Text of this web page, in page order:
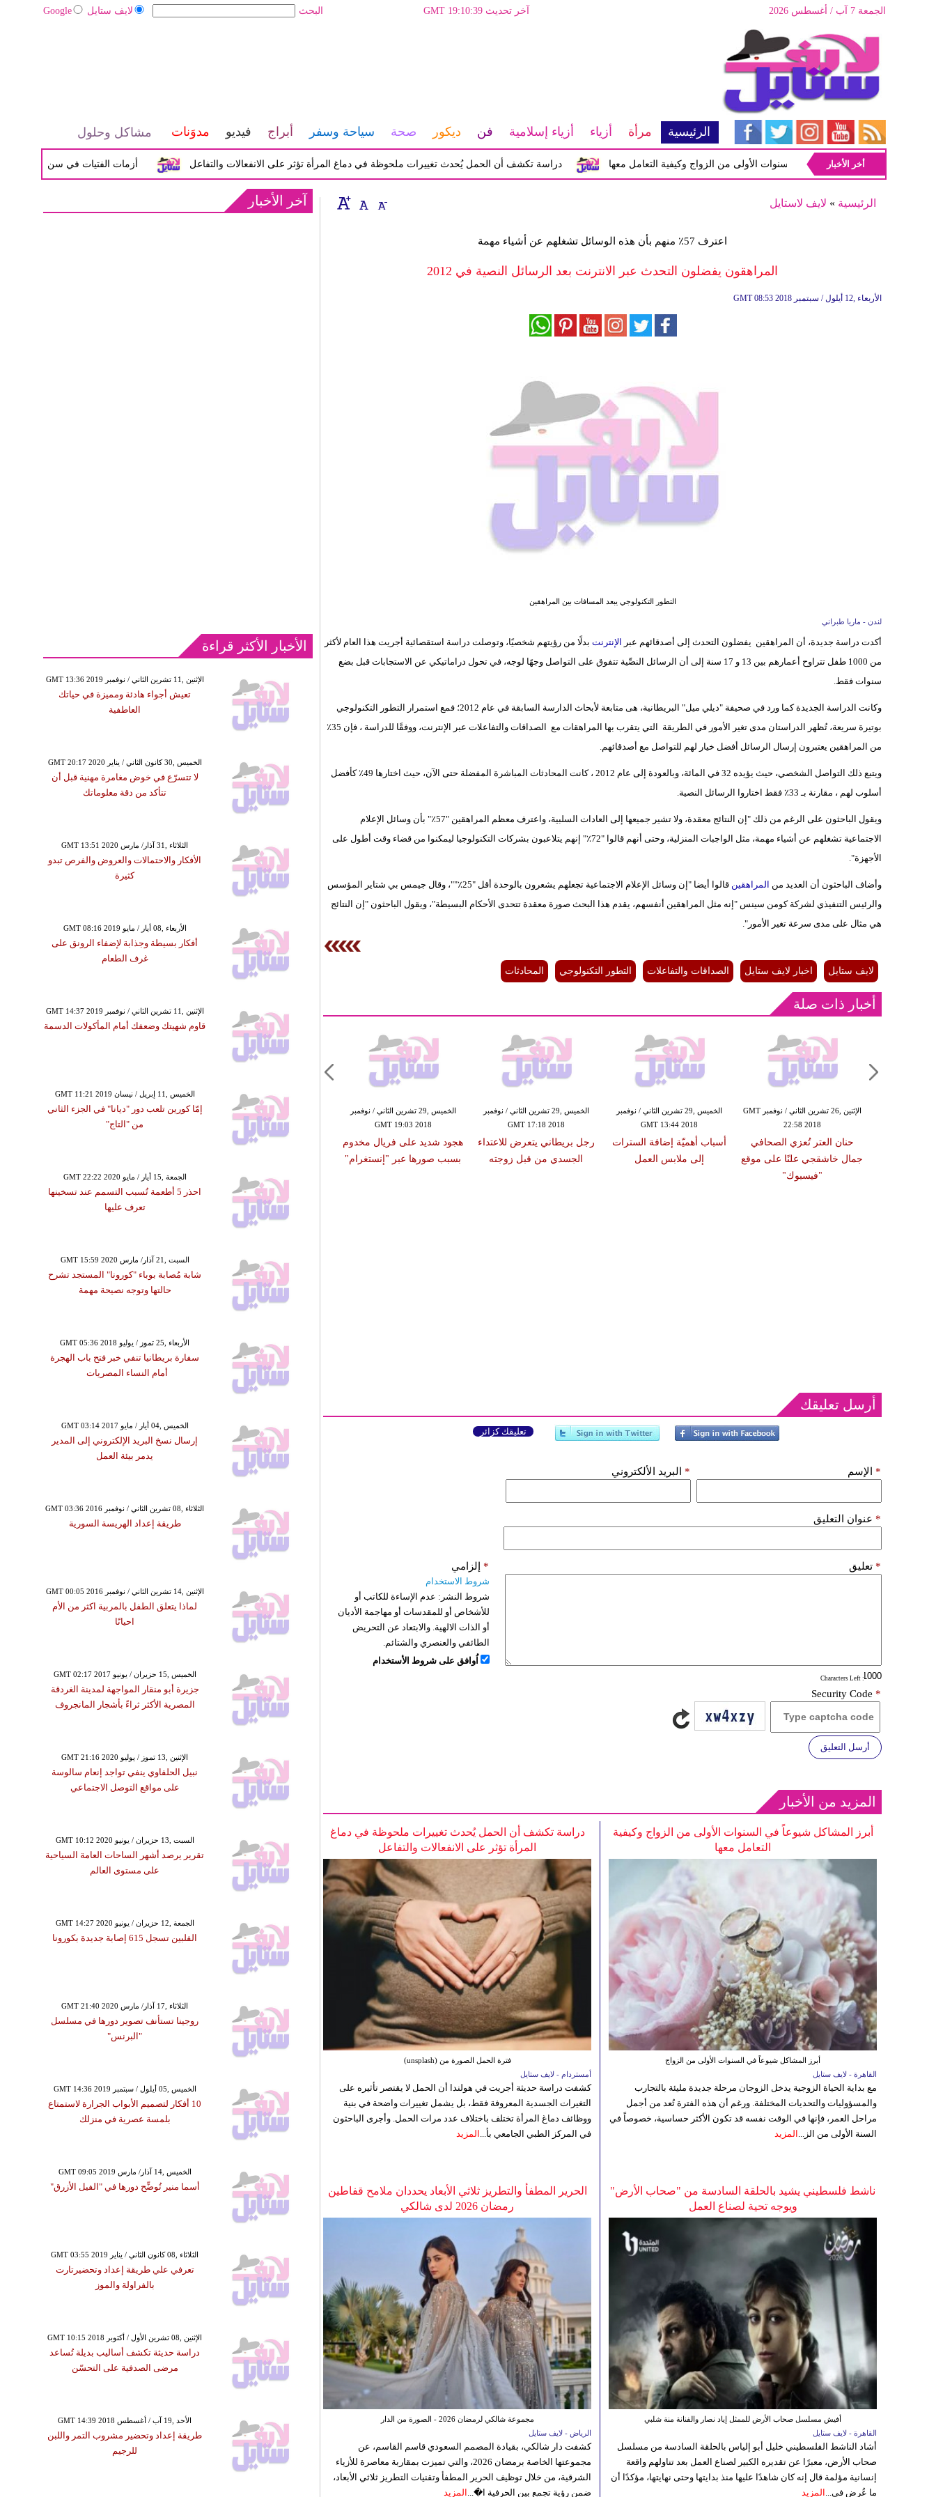
لايف ستايل Google البحث آخر تحديث GMT 19:10:39 الجمعة 7 آب / أغسطس 2026
الرئيسية مرأة أزياء أزياء إسلامية فن ديكور صحة سياحة وسفر أبراج فيديو مدوَنات مشاكل وحلول
أزمات الفتيات في سن المراهقة بين دراسة تكشف أن الحمل يُحدث تغييرات ملحوظة في دماغ المرأة تؤثر على الانفعالات والتفاعل أبرز المشاكل شيوعاً في السنوات الأولى من الزواج وكيفية التعامل معها
أخر الأخبار
الرئيسية » لايف لاستايل
اعترف 57٪ منهم بأن هذه الوسائل تشغلهم عن أشياء مهمة
المراهقون يفضلون التحدث عبر الانترنت بعد الرسائل النصية في 2012
GMT 08:53 2018 الأربعاء ,12 أيلول / سبتمبر
التطور التكنولوجي يبعد المسافات بين المراهقين
لندن - ماريا طبراني
أكدت دراسة جديدة، أن المراهقين يفضلون التحدث إلى أصدقائهم عبر الإنترنت بدلًا من رؤيتهم شخصيًا، وتوصلت دراسة استقصائية أجريت هذا العام لأكثر
من 1000 طفل تتراوح أعمارهم بين 13 و 17 سنة إلى أن الرسائل النصِّية تتفوق على التواصل وجهًا لوجه، في تحول دراماتيكي عن الاستجابات قبل بضع
سنوات فقط.
وكانت الدراسة الجديدة كما ورد في صحيفة "ديلي ميل" البريطانية، هى متابعة لأبحاث الدارسة السابقة في عام 2012؛ فمع استمرار التطور التكنولوجي
بوتيرة سريعة، تُظهر الدراستان مدى تغير الأمور في الطريقة التي يتقرب بها المراهقات مع الصداقات والتفاعلات عبر الإنترنت، ووفقًا للدراسة ، فإن 35٪
من المراهقين يعتبرون إرسال الرسائل أفضل خيار لهم للتواصل مع أصدقائهم.
ويتبع ذلك التواصل الشخصي، حيث يؤيده 32 في المائة، وبالعودة إلى عام 2012 ، كانت المحادثات المباشرة المفضلة حتى الآن، حيث اختارها 49٪ كأفضل
أسلوب لهم ، مقارنة بـ 33٪ فقط اختاروا الرسائل النصية.
ويقول الباحثون على الرغم من ذلك "إن النتائج معقدة، ولا تشير جميعها إلى العادات السلبية، واعترف معظم المراهقين "57٪" بأن وسائل الإعلام
الاجتماعية تشغلهم عن أشياء مهمة، مثل الواجبات المنزلية، وحتى أنهم قالوا "72٪" إنهم يتلاعبون بشركات التكنولوجيا ليمكنوا من قضاء وقت أطول على
الأجهزة".
وأضاف الباحثون أن العديد من المراهقين
قالوا أيضا "إن وسائل الإعلام الاجتماعية تجعلهم يشعرون بالوحدة أقل "25٪""، وقال جيمس بي شتاير المؤسس
والرئيس التنفيذي لشركة كومن سينس "إنه مثل المراهقين أنفسهم، يقدم هذا البحث صورة معقدة تتحدى الأحكام البسيطة"، ويقول الباحثون "إن النتائج
هي مثال على مدى سرعة تغير الأمور".
لايف ستايل اخبار لايف ستايل الصداقات والتفاعلات التطور التكنولوجي المحادثات
أخبار ذات صلة
الخميس ,29 تشرين الثاني / نوفمبر
GMT 19:03 2018
هجود شديد على فريال مخدوم
بسبب صورها عبر "إنستغرام"
الخميس ,29 تشرين الثاني / نوفمبر
GMT 17:18 2018
رجل بريطاني يتعرض للاعتداء
الجسدي من قبل زوجته
الخميس ,29 تشرين الثاني / نوفمبر
GMT 13:44 2018
أسباب أهميّة إضافة السترات
إلى ملابس العمل
الإثنين ,26 تشرين الثاني / نوفمبر GMT
22:58 2018
حنان العتر تُعزي الصحافي
جمال خاشقجي علنًا على موقع
"فيسبوك"
أرسل تعليقك
تعليقك كزائر
الإسم * البريد الألكتروني *
عنوان التعليق *
تعليق *
: Characters Left
إلزامي *
شروط الاستخدام
شروط النشر: عدم الإساءة للكاتب أو
للأشخاص أو للمقدسات أو مهاجمة الأديان
أو الذات الالهية. والابتعاد عن التحريض
الطائفي والعنصري والشتائم.
اُوافق على شروط الأستخدام
Security Code *
أرسل التعليق
المزيد من الأخبار
دراسة تكشف أن الحمل يُحدث تغييرات ملحوظة في دماغ
المرأة تؤثر على الانفعالات والتفاعل
فترة الحمل الصورة من (unsplash)
أمستردام - لايف ستايل
كشفت دراسة حديثة أجريت في هولندا أن الحمل لا يقتصر تأثيره على
التغيرات الجسدية المعروفة فقط، بل يشمل تغييرات واضحة في بنية
ووظائف دماغ المرأة تختلف باختلاف عدد مرات الحمل. وأجرى الباحثون
في المركز الطبي الجامعي بأ... المزيد
أبرز المشاكل شيوعاً في السنوات الأولى من الزواج وكيفية
التعامل معها
أبرز المشاكل شيوعاً في السنوات الأولى من الزواج
القاهرة - لايف ستايل
مع بداية الحياة الزوجية يدخل الزوجان مرحلة جديدة مليئة بالتجارب
والمسؤوليات والتحديات المختلفة. ورغم أن هذه الفترة تُعد من أجمل
مراحل العمر، فإنها في الوقت نفسه قد تكون الأكثر حساسية، خصوصاً في
السنة الأولى من الز... المزيد
الحرير المطفأ والتطريز ثلاثي الأبعاد يحددان ملامح قفاطين
رمضان 2026 لدى شالكي
مجموعة شالكي لرمضان 2026 - الصورة من الدار
الرياض - لايف ستايل
كشفت دار شالكي، بقيادة المصمم السعودي قاسم القاسم، عن
مجموعتها الخاصة برمضان 2026، والتي تميزت بمقاربة معاصرة للأزياء
الشرقية، من خلال توظيف الحرير المطفأ وتقنيات التطريز ثلاثي الأبعاد،
ضمن رؤية تجمع بين الحرفية ا�... المزيد
ناشط فلسطيني يشيد بالحلقة السادسة من "صحاب الأرض"
ويوجه تحية لصناع العمل
أفيش مسلسل صحاب الأرض للممثل إياد نصار والفنانة منة شلبي
القاهرة - لايف ستايل
أشاد الناشط الفلسطيني خليل أبو إلياس بالحلقة السادسة من مسلسل
صحاب الأرض، معبرًا عن تقديره الكبير لصناع العمل بعد تناولهم واقعة
إنسانية مؤلمة قال إنه كان شاهدًا عليها منذ بدايتها وحتى نهايتها، مؤكدًا أن
ما عُرض في... المزيد
آخر الأخبار
الأخبار الأكثر قراءة
GMT 13:36 2019 الإثنين ,11 تشرين الثاني / نوفمبر
تعيش أجواء هادئة ومميزة في حياتك
العاطفية
GMT 20:17 2020 الخميس ,30 كانون الثاني / يناير
لا تتسرّع في خوض مغامرة مهنية قبل أن
تتأكد من دقة معلوماتك
GMT 13:51 2020 الثلاثاء ,31 آذار/ مارس
الأفكار والاحتمالات والعروض والفرص تبدو
كثيرة
GMT 08:16 2019 الأربعاء ,08 أيار / مايو
أفكار بسيطة وجذابة لإضفاء الرونق على
غرف الطعام
GMT 14:37 2019 الإثنين ,11 تشرين الثاني / نوفمبر
قاوم شهيتك وضعفك أمام المأكولات الدسمة
GMT 11:21 2019 الخميس ,11 إبريل / نيسان
إمّا كورين تلعب دور "ديانا" في الجزء الثاني
من "التاج"
GMT 22:22 2020 الجمعة ,15 أيار / مايو
احذر 5 أطعمة تُسبب التسمم عند تسخينها
تعرف عليها
GMT 15:59 2020 السبت ,21 آذار/ مارس
شابة مُصابة بوباء "كورونا" المستجد تشرح
حالتها وتوجه نصيحة مهمة
GMT 05:36 2018 الأربعاء ,25 تموز / يوليو
سفارة بريطانيا تنفي خبر فتح باب الهجرة
أمام النساء المصريات
GMT 03:14 2017 الخميس ,04 أيار / مايو
إرسال نسخ البريد الإلكتروني إلى المدير
يدمر بيئة العمل
GMT 03:36 2016 الثلاثاء ,08 تشرين الثاني / نوفمبر
طريقة إعداد الهريسة السورية
GMT 00:05 2016 الإثنين ,14 تشرين الثاني / نوفمبر
لماذا يتعلق الطفل بالمربية اكثر من الأم
احيانًا
GMT 02:17 2017 الخميس ,15 حزيران / يونيو
جزيرة أبو منقار المواجهة لمدينة الغردقة
المصرية الأكثر ثراءً بأشجار المانجروف
GMT 21:16 2020 الإثنين ,13 تموز / يوليو
نبيل الحلفاوي ينفي تواجد إنعام سالوسة
على مواقع التوصل الاجتماعي
GMT 10:12 2020 السبت ,13 حزيران / يونيو
تقرير يرصد أشهر الساحات العامة السياحية
على مستوى العالم
GMT 14:27 2020 الجمعة ,12 حزيران / يونيو
الفلبين تسجل 615 إصابة جديدة بكورونا
GMT 21:40 2020 الثلاثاء ,17 آذار/ مارس
روجينا تستأنف تصوير دورها في مسلسل
"البرنس"
GMT 14:36 2019 الخميس ,05 أيلول / سبتمبر
10 أفكار لتصميم الأبواب الجرارة لاستمتاع
بلمسة عصرية في منزلك
GMT 09:05 2019 الخميس ,14 آذار/ مارس
أسما منير تُوضِّح دورها في "الفيل الأزرق"
GMT 03:55 2019 الثلاثاء ,08 كانون الثاني / يناير
تعرفي علي طريقة إعداد وتحضيرتارت
بالفراولة والموز
GMT 10:15 2018 الإثنين ,08 تشرين الأول / أكتوبر
دراسة حديثة تكشف أساليب بديلة تُساعد
مرضى الصدفية على التحسّن
GMT 14:39 2018 الأحد ,19 آب / أغسطس
طريقة إعداد وتحضير مشروب التمر واللبن
للرجيم